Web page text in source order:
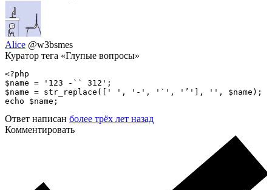
Alice @w3bsmes
Куратор тега «Глупые вопросы»
<?php
$name = '123 -`` 312';
$name = str_replace([' ', '-', '`', '’'], '', $name);
echo $name;
Ответ написан более трёх лет назад
Комментировать